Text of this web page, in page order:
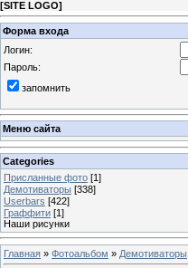
[SITE LOGO]
Форма входа
Логин:
Пароль:
запомнить
Меню сайта
Categories
Присланные фото [1]
Демотиваторы [338]
Userbars [422]
Граффити [1]
Наши рисунки
Главная » Фотоальбом » Демотиваторы